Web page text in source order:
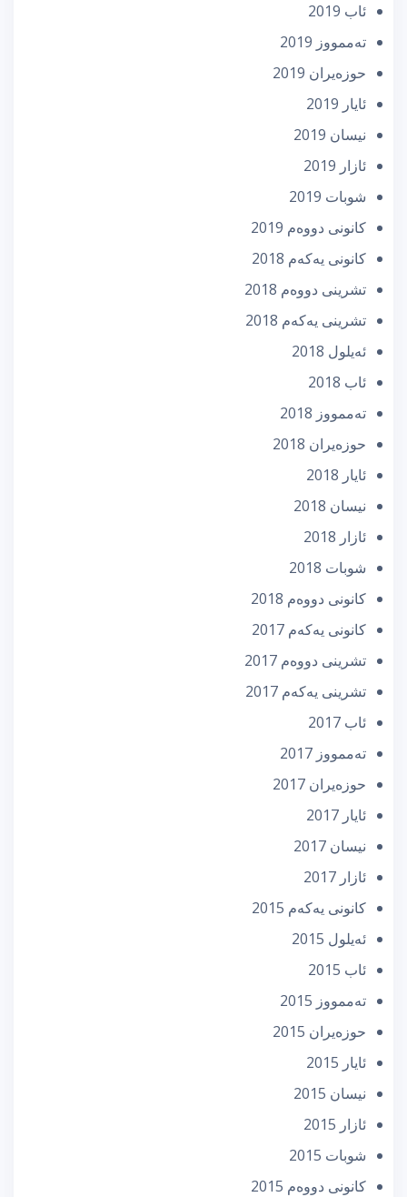
ئاب 2019
تەممووز 2019
حوزه‌یران 2019
ئایار 2019
نیسان 2019
ئازار 2019
شوبات 2019
كانونی دووه‌م 2019
كانونی یه‌كه‌م 2018
تشرینی دووه‌م 2018
تشرینی یه‌كه‌م 2018
ئه‌یلول 2018
ئاب 2018
تەممووز 2018
حوزه‌یران 2018
ئایار 2018
نیسان 2018
ئازار 2018
شوبات 2018
كانونی دووه‌م 2018
كانونی یه‌كه‌م 2017
تشرینی دووه‌م 2017
تشرینی یه‌كه‌م 2017
ئاب 2017
تەممووز 2017
حوزه‌یران 2017
ئایار 2017
نیسان 2017
ئازار 2017
كانونی یه‌كه‌م 2015
ئه‌یلول 2015
ئاب 2015
تەممووز 2015
حوزه‌یران 2015
ئایار 2015
نیسان 2015
ئازار 2015
شوبات 2015
كانونی دووه‌م 2015